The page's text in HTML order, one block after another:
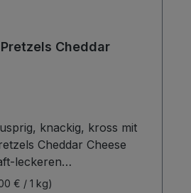
Cheddar
knackig, kross mit
Cheddar Cheese
leckeren
sind frei von
€ / 1 kg)